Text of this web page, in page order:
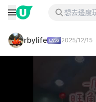
rbylife 2025/12/15